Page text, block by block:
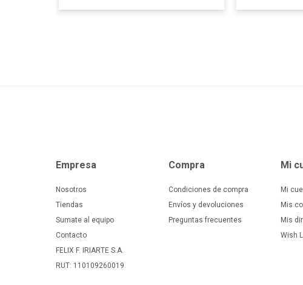
Empresa
Nosotros
Tiendas
Sumate al equipo
Contacto
FELIX F. IRIARTE S.A.
RUT: 110109260019
Compra
Condiciones de compra
Envíos y devoluciones
Preguntas frecuentes
Mi
Mi
Mis
Mis
Wish